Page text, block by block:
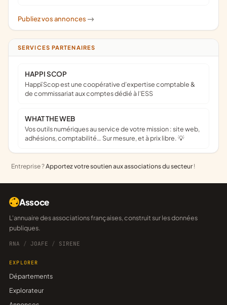
Publiez vos annonces ->
SERVICES PARTENAIRES
HAPPI SCOP
Happï Scop est une coopérative d’expertise comptable &
de commissariat aux comptes dédié à l'ESS
WHAT THE WEB
Vos outils numériques au service de votre mission : site web,
adhésions, comptabilité… Sur mesure, et à prix libre. 💡
Entreprise ?Apportez votre soutien aux associations du secteur !
Assoce
L'annuaire des associations françaises, construit sur les données
publiques.
RNA / JOAFE / SIRENE
EXPLORER
Départements
Explorateur